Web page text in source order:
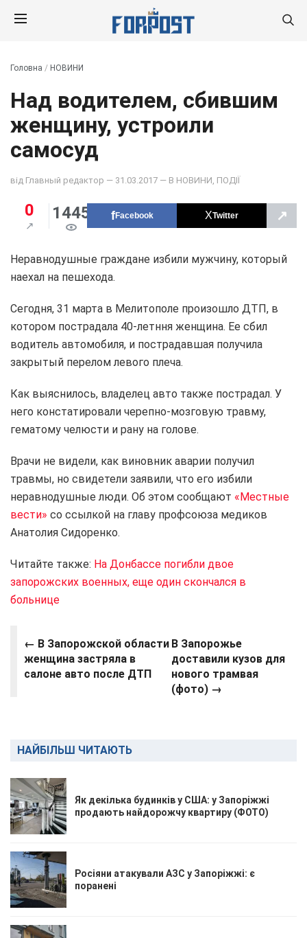
Головна / НОВИНИ
Над водителем, сбившим
женщину, устроили
самосуд
від Главный редактор — 31.03.2017 — В НОВИНИ ПОДІЇ
0 1445 Facebook Twitter ↗
Неравнодушные граждане избили мужчину, который
наехал на пешехода.
Сегодня, 31 марта в Мелитополе произошло ДТП, в
котором пострадала 40-летння женщина. Ее сбил
водитель автомобиля, и пострадавшая получила
закрытый перелом левого плеча.
Как выяснилось, владелец авто также пострадал. У
него констатировали черепно-мозговую травму,
гематому челюсти и рану на голове.
Врачи не видели, как виновник аварии получил
травмы, но свидетели заявили, что его избили
неравнодушные люди. Об этом сообщают «Местные
вести» со ссылкой на главу профсоюза медиков
Анатолия Сидоренко.
Читайте также: На Донбассе погибли двое
запорожских военных, еще один скончался в
больнице
← В Запорожской области
женщина застряла в
салоне авто после ДТП
В Запорожье
доставили кузов для
нового трамвая
(фото) →
НАЙБІЛЬШ ЧИТАЮТЬ
Як декілька будинків у США: у Запоріжжі
продають найдорожчу квартиру (ФОТО)
Росіяни атакували АЗС у Запоріжжі: є
поранені